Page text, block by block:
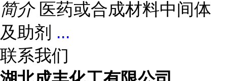
简介 医药或合成材料中间体
及助剂 ...
联系我们